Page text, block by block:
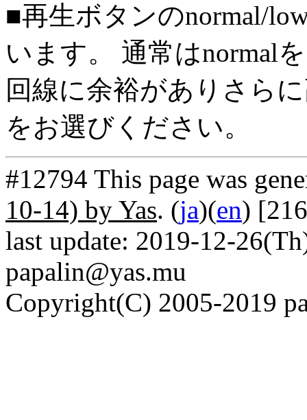
■再生ボタンのnormal/
います。 通常はnormal
回線に余裕がありさら
をお選びください。
#12794 This page was
10-14) by Yas. (ja)(en)
last update: 2019-12-
papalin@yas.mu
Copyright(C) 2005-2019